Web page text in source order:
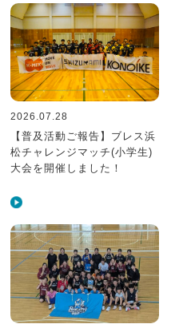
2026.07.28
【普及活動ご報告】ブレス浜
松チャレンジマッチ(小学生)
大会を開催しました！